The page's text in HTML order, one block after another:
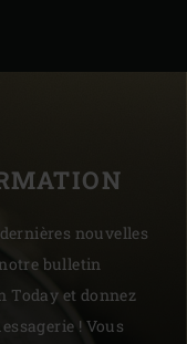
nouvelles
bulletin
et donnez
! Vous